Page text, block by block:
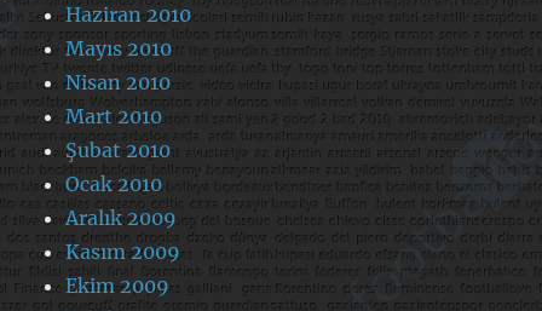
Haziran 2010
Mayıs 2010
Nisan 2010
Mart 2010
Şubat 2010
Ocak 2010
Aralık 2009
Kasım 2009
Ekim 2009